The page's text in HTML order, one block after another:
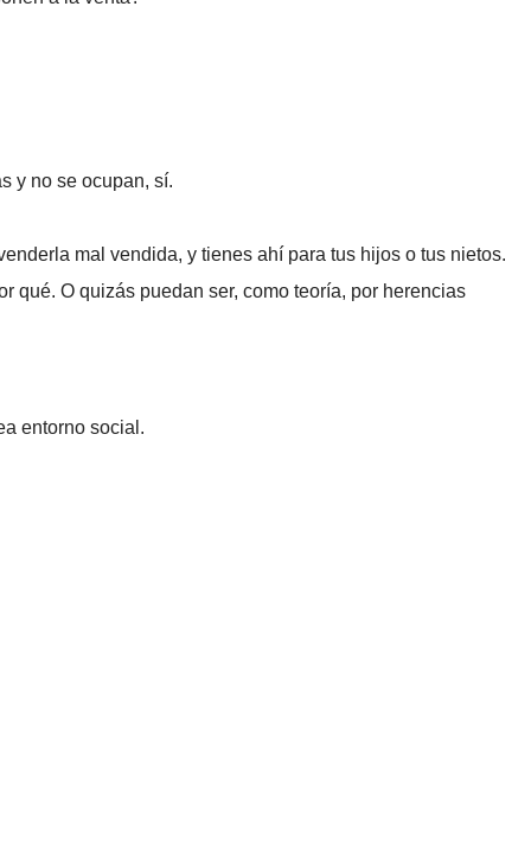
y no se ocupan, sí.
mal vendida, y tienes ahí para tus hijos o tus nietos.
qué. O quizás puedan ser, como teoría, por herencias
entorno social.